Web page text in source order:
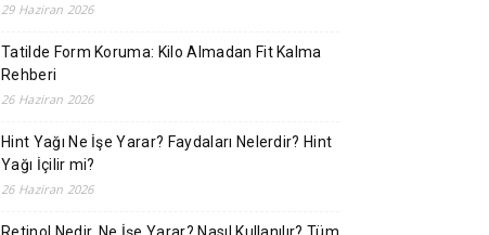
29 Haziran 2026
Tatilde Form Koruma: Kilo Almadan Fit Kalma
Rehberi
26 Haziran 2026
Hint Yağı Ne İşe Yarar? Faydaları Nelerdir? Hint
Yağı İçilir mi?
26 Haziran 2026